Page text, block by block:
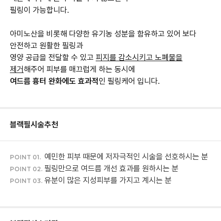
필링이 가능합니다.
아미노산을 비롯해 다양한 유기농 성분을 함유하고 있어 보다
안전하고 원활한 필링과
영양 공급을 전달할 수 있고 피지를 감소시키고 노폐물을
제거
여드름 흉터 완화에도 효과적인 필링케어 입니다.
블랙필시술추천
POINT 01. 예민한 피부 때문에 저자극적인 시술을 선호하시는 분
POINT 02. 필링만으로 여드름 개선 효과를 원하시는 분
POINT 03. 유분이 많은 지성피부를 가지고 계시는 분